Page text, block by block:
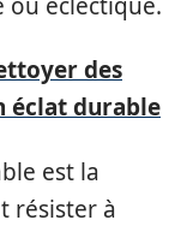
des
éclat durable
est la
résister à